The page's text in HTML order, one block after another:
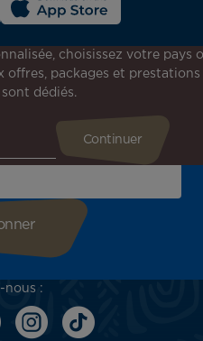
!
nos offres spéciales et
voyage !
ici
nous :
choisissez votre pays
offres, packages et prestations
dédiés.